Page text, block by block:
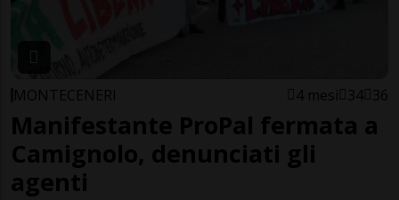
MONTECENERI 4 mesi 34 36
Manifestante ProPal fermata a
Camignolo, denunciati gli
agenti